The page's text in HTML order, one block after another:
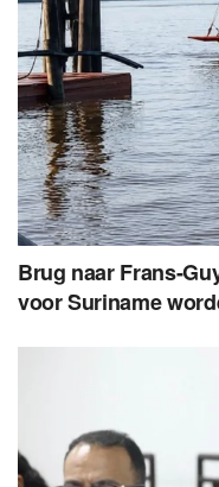
Brug naar Frans-
voor Suriname